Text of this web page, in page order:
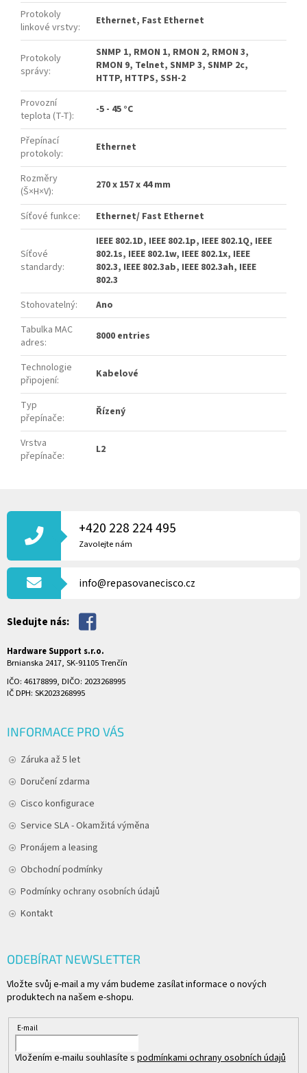
Protokoly
linkové vrstvy: Ethernet, Fast Ethernet
Protokoly
správy:
SNMP 1, RMON 1, RMON 2, RMON 3,
RMON 9, Telnet, SNMP 3, SNMP 2c,
HTTP, HTTPS, SSH-2
Provozní
teplota (T-T): -5 - 45 °C
Přepínací
protokoly: Ethernet
Rozměry
(Š×H×V): 270 x 157 x 44 mm
Síťové funkce: Ethernet/ Fast Ethernet
Síťové
standardy:
IEEE 802.1D, IEEE 802.1p, IEEE 802.1Q, IEEE
802.1s, IEEE 802.1w, IEEE 802.1x, IEEE
802.3, IEEE 802.3ab, IEEE 802.3ah, IEEE
802.3
Stohovatelný:
Ano
Tabulka MAC
adres: 8000 entries
Technologie
připojení: Kabelové
Typ
přepínače: Řízený
Vrstva
přepínače: L2
Á
T
+420 228 224 495
Zavolejte nám
info@repasovanecisco.cz
Sledujte nás:
Hardware Support s.r.o.
Brnianska 2417, SK-91105 Trenčín
IČO: 46178899, DIČO: 2023268995
IČ DPH: SK2023268995
INFORMACE PRO VÁS
Záruka až 5 let
Doručení zdarma
Cisco konfigurace
Service SLA - Okamžitá výměna
Pronájem a leasing
Obchodní podmínky
Podmínky ochrany osobních údajů
Kontakt
ODEBÍRAT NEWSLETTER
Vložte svůj e-mail a my vám budeme zasílat informace o nových
produktech na našem e-shopu.
E-mail
Vložením e-mailu souhlasíte s podmínkami ochrany osobních údajů